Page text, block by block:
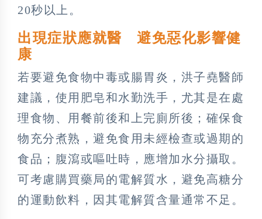
20秒以上。
出現症狀應就醫 避免惡化影響健
康
若要避免食物中毒或腸胃炎，洪子堯醫師
建議，使用肥皂和水勤洗手，尤其是在處
理食物、用餐前後和上完廁所後；確保食
物充分煮熟，避免食用未經檢查或過期的
食品；腹瀉或嘔吐時，應增加水分攝取。
可考慮購買藥局的電解質水，避免高糖分
的運動飲料，因其電解質含量通常不足。